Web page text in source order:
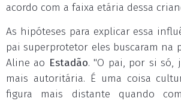
acordo com a faixa etária dessa
As hipóteses para explicar essa
pai superprotetor eles buscaram na
Aline ao Estadão. "O pai, por si só,
mais autoritária. É uma coisa
figura mais distante quando